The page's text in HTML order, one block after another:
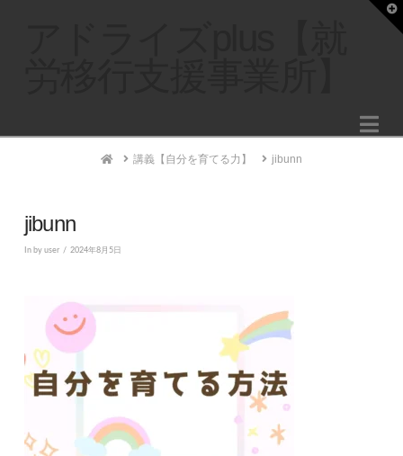
Home講義【自分を育てる力】 jibunn
jibunn
In by user 2024年8月5日